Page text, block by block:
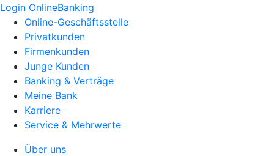
Login OnlineBanking
Online-Geschäftsstelle
Privatkunden
Firmenkunden
Junge Kunden
Banking & Verträge
Meine Bank
Karriere
Service & Mehrwerte
Über uns